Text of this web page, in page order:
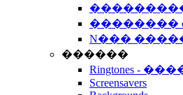
��������
N���
������
Ringtones -
Screensavers